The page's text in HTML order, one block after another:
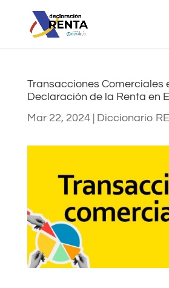
Transacciones Comerciales
Declaración de la Renta en
Mar 22, 2024| Diccionario